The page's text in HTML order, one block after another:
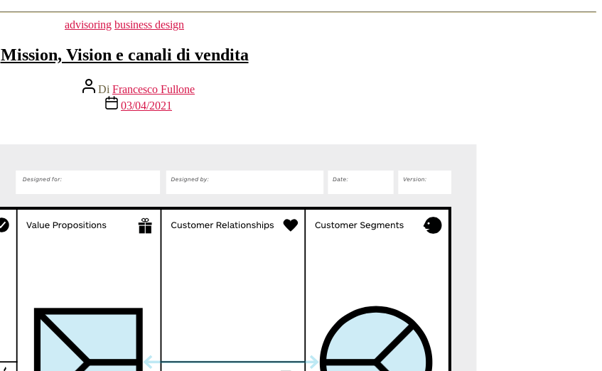
Categorie
advisoring business design
Mission, Vision e canali di vendita
Autore
articolo
Di Francesco Fullone
Data
dell'articolo
03/04/2021